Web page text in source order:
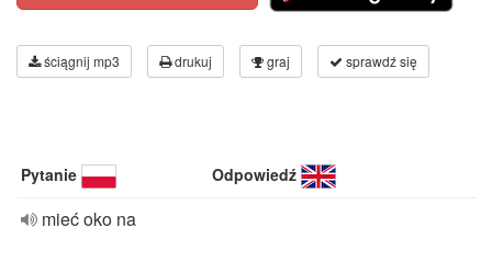
ściągnij mp3 drukuj graj sprawdź się
Pytanie Odpowiedź
mieć oko na